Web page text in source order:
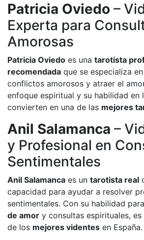
Patricia Oviedo –
Experta para
Amorosas
Patricia Oviedo es una tarotista
recomendada que se especializa
conflictos amorosos y atraer el
enfoque espiritual y su habilidad en
convierten en una de las mejores
Anil Salamanca –
y Profesional en
Sentimentales
Anil Salamanca es un tarotista real
capacidad para ayudar a resolver
sentimentales. Con su habilidad
de amor y consultas espirituales,
de los mejores videntes en España.